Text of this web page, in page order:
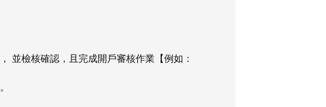
並檢核確認，且完成開戶審核作業【例如：